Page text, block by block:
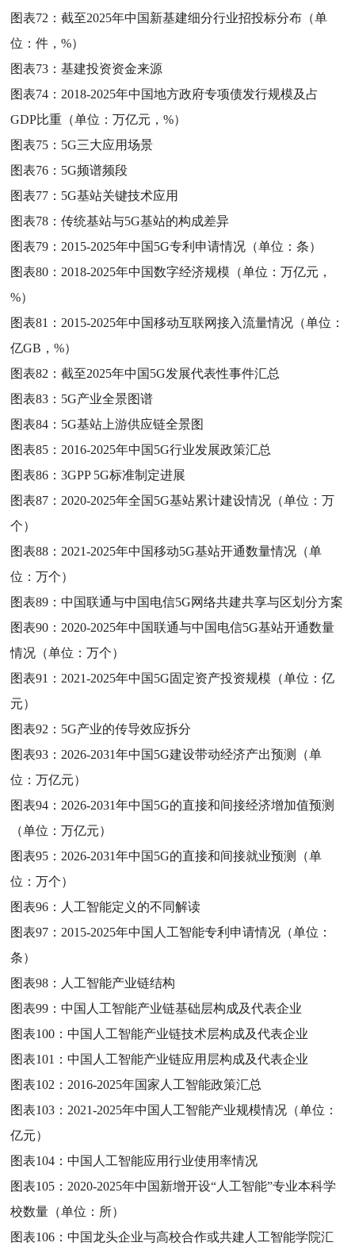
图表72：截至2025年中国新基建细分行业招投标分布（单
位：件，%）
图表73：基建投资资金来源
图表74： 2018-2025年中国地方政府专项债发行规模及占
GDP比重（单位：万亿元，%）
图表75： 5G三大应用场景
图表76： 5G频谱频段
图表77： 5G基站关键技术应用
图表78：传统基站与5G基站的构成差异
图表79： 2015-2025年中国5G专利申请情况（单位：条）
图表80： 2018-2025年中国数字经济规模（单位：万亿元，
%）
图表81： 2015-2025年中国移动互联网接入流量情况（单位：
亿GB，%）
图表82：截至2025年中国5G发展代表性事件汇总
图表83： 5G产业全景图谱
图表84： 5G基站上游供应链全景图
图表85： 2016-2025年中国5G行业发展政策汇总
图表86：3GPP 5G标准制定进展
图表87： 2020-2025年全国5G基站累计建设情况（单位：万
个）
图表88： 2021-2025年中国移动5G基站开通数量情况（单
位：万个）
图表89：中国联通与中国电信5G网络共建共享与区划分方案
图表90： 2020-2025年中国联通与中国电信5G基站开通数量
情况（单位：万个）
图表91： 2021-2025年中国5G固定资产投资规模（单位：亿
元）
图表92： 5G产业的传导效应拆分
图表93： 2026-2031年中国5G建设带动经济产出预测（单
位：万亿元）
图表94： 2026-2031年中国5G的直接和间接经济增加值预测
（单位：万亿元）
图表95： 2026-2031年中国5G的直接和间接就业预测（单
位：万个）
图表96： 人工智能定义的不同解读
图表97： 2015-2025年中国人工智能专利申请情况（单位：
条）
图表98： 人工智能产业链结构
图表99：中国人工智能产业链基础层构成及代表企业
图表100：中国人工智能产业链技术层构成及代表企业
图表101：中国人工智能产业链应用层构成及代表企业
图表102： 2016-2025年国家人工智能政策汇总
图表103： 2021-2025年中国人工智能产业规模情况（单位：
亿元）
图表104：中国人工智能应用行业使用率情况
图表105： 2020-2025年中国新增开设“人工智能”专业本科学
校数量（单位：所）
图表106：中国龙头企业与高校合作或共建人工智能学院汇